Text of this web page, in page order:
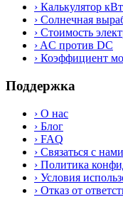
› Калькулятор
› Солнечная
› Стоимость
› AC против DC
› Коэффициент
Поддержка
› О нас
› Блог
› FAQ
› Связаться с нами
› Политика
› Условия
› Отказ от